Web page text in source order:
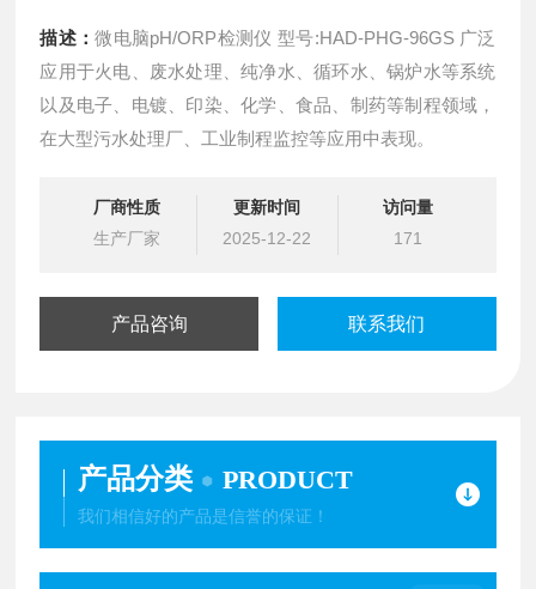
描述：微电脑pH/ORP检测仪 型号:HAD-PHG-96GS 广泛
应用于火电、废水处理、纯净水、循环水、锅炉水等系统
以及电子、电镀、印染、化学、食品、制药等制程领域，
在大型污水处理厂、工业制程监控等应用中表现。
厂商性质
生产厂家
更新时间
2025-12-22
访问量
171
产品咨询 联系我们
产品分类 PRODUCT
我们相信好的产品是信誉的保证！